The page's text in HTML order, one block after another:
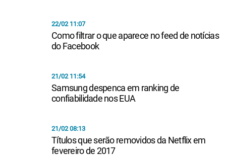
22/02 11:07
Como filtrar o que aparece no feed de notícias
do Facebook
21/02 11:54
Samsung despenca em ranking de
confiabilidade nos EUA
21/02 08:13
Títulos que serão removidos da Netflix em
fevereiro de 2017